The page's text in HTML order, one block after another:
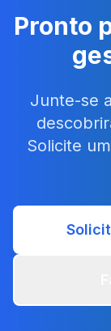
Pronto
Junte-se
Solicite